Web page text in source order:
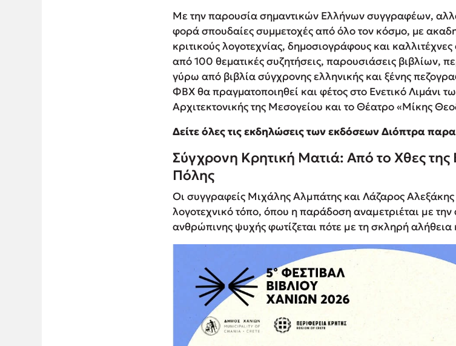
Με την παρουσία σημαντικών Ελλήνων συγγραφέων,
φορά σπουδαίες συμμετοχές από όλο τον κόσμο, με
κριτικούς λογοτεχνίας, δημοσιογράφους και
από 100 θεματικές συζητήσεις, παρουσιάσεις βιβλίων,
γύρω από βιβλία σύγχρονης ελληνικής και ξένης
ΦΒΧ θα πραγματοποιηθεί και φέτος στο Ενετικό Λιμάνι
Αρχιτεκτονικής της Μεσογείου και το Θέατρο «Μίκης
Δείτε όλες τις εκδηλώσεις των εκδόσεων Διόπτρα
Σύγχρονη Κρητική Ματιά: Από το Χθες της
Πόλης
Οι συγγραφείς Μιχάλης Αλµπάτης και Λάζαρος Αλεξάκης
λογοτεχνικό τόπο, όπου η παράδοση αναµετριέται µε την
ανθρώπινης ψυχής φωτίζεται πότε µε τη σκληρή αλήθεια